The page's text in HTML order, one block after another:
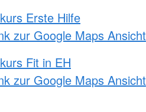
Erste Hilfe
zur Google Maps Ansicht
Fit in EH
zur Google Maps Ansicht